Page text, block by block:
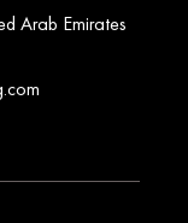
Arab Emirates